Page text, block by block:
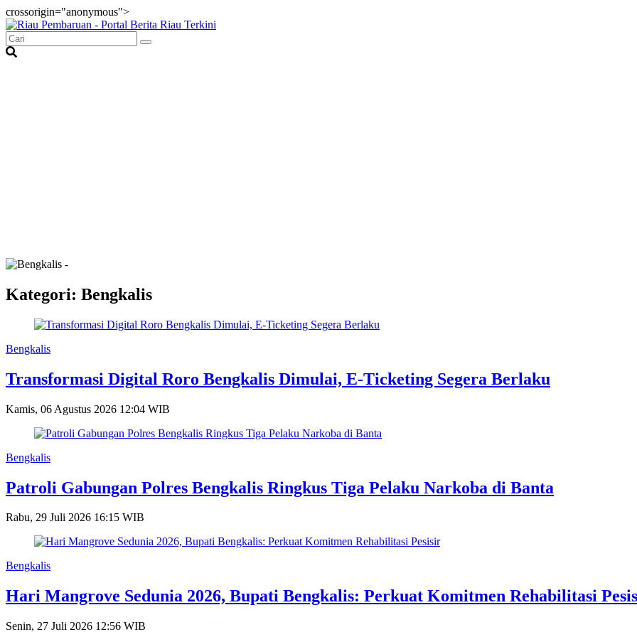
crossorigin="anonymous">
Kategori: Bengkalis
Bengkalis
Transformasi Digital Roro Bengkalis Dimulai, E-Ticketing Segera Berlaku
Kamis, 06 Agustus 2026 12:04 WIB
Bengkalis
Patroli Gabungan Polres Bengkalis Ringkus Tiga Pelaku Narkoba di Banta
Rabu, 29 Juli 2026 16:15 WIB
Bengkalis
Hari Mangrove Sedunia 2026, Bupati Bengkalis: Perkuat Komitmen Rehabilitasi
Senin, 27 Juli 2026 12:56 WIB